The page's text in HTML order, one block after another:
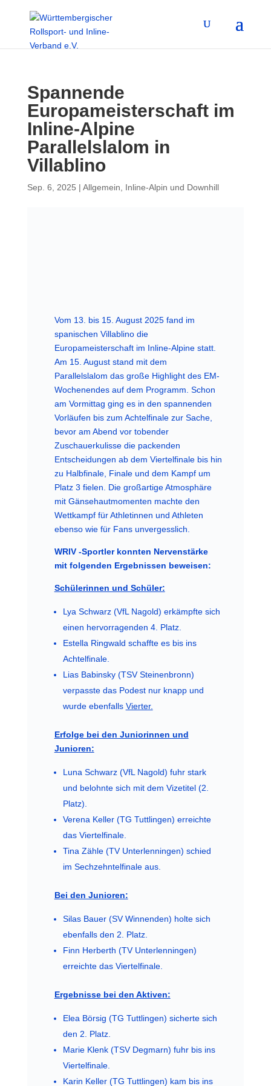
Spannende
Europameisterschaft im
Inline-Alpine
Parallelslalom in
Villablino
Sep. 6, 2025 | Allgemein Inline-Alpin und Downhill
Vom 13. bis 15. August 2025 fand im
spanischen Villablino die
Europameisterschaft im Inline-Alpine statt.
Am 15. August stand mit dem
Parallelslalom das große Highlight des EM-
Wochenendes auf dem Programm. Schon
am Vormittag ging es in den spannenden
Vorläufen bis zum Achtelfinale zur Sache,
bevor am Abend vor tobender
Zuschauerkulisse die packenden
Entscheidungen ab dem Viertelfinale bis hin
zu Halbfinale, Finale und dem Kampf um
Platz 3 fielen. Die großartige Atmosphäre
mit Gänsehautmomenten machte den
Wettkampf für Athletinnen und Athleten
ebenso wie für Fans unvergesslich.
WRIV -Sportler konnten Nervenstärke
mit folgenden Ergebnissen beweisen:
Schülerinnen und Schüler:
Lya Schwarz (VfL Nagold) erkämpfte sich
einen hervorragenden 4. Platz.
Estella Ringwald schaffte es bis ins
Achtelfinale.
Lias Babinsky (TSV Steinenbronn)
verpasste das Podest nur knapp und
wurde ebenfalls Vierter.
Erfolge bei den Juniorinnen und
Junioren:
Luna Schwarz (VfL Nagold) fuhr stark
und belohnte sich mit dem Vizetitel (2.
Platz).
Verena Keller (TG Tuttlingen) erreichte
das Viertelfinale.
Tina Zähle (TV Unterlenningen) schied
im Sechzehntelfinale aus.
Bei den Junioren:
Silas Bauer (SV Winnenden) holte sich
ebenfalls den 2. Platz.
Finn Herberth (TV Unterlenningen)
erreichte das Viertelfinale.
Ergebnisse bei den Aktiven:
Elea Börsig (TG Tuttlingen) sicherte sich
den 2. Platz.
Marie Klenk (TSV Degmarn) fuhr bis ins
Viertelfinale.
Karin Keller (TG Tuttlingen) kam bis ins